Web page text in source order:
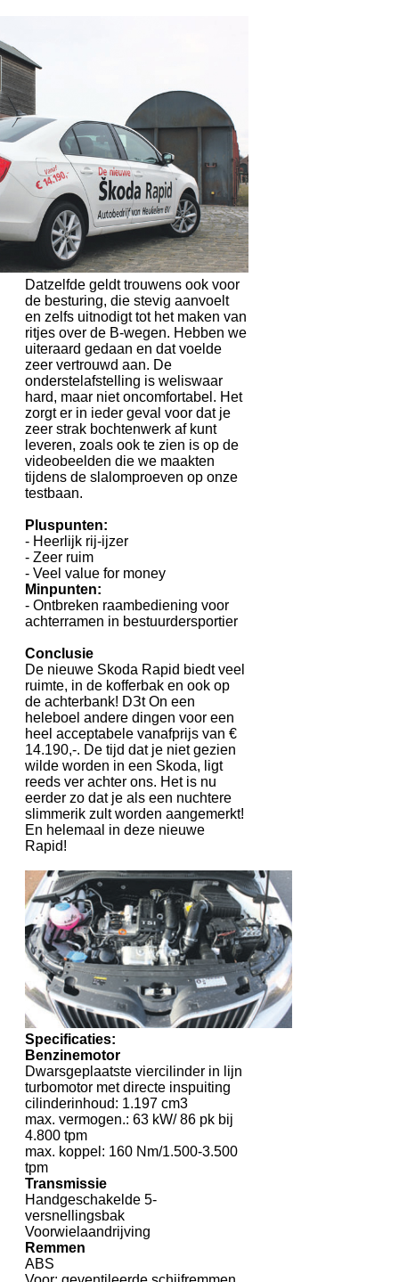
Datzelfde geldt trouwens ook voor
de besturing, die stevig aanvoelt
en zelfs uitnodigt tot het maken van
ritjes over de B-wegen. Hebben we
uiteraard gedaan en dat voelde
zeer vertrouwd aan. De
onderstelafstelling is weliswaar
hard, maar niet oncomfortabel. Het
zorgt er in ieder geval voor dat je
zeer strak bochtenwerk af kunt
leveren, zoals ook te zien is op de
videobeelden die we maakten
tijdens de slalomproeven op onze
testbaan.
Pluspunten:
- Heerlijk rij-ijzer
- Zeer ruim
- Veel value for money
Minpunten:
- Ontbreken raambediening voor
achterramen in bestuurdersportier
Conclusie
De nieuwe Skoda Rapid biedt veel
ruimte, in de kofferbak en ook op
de achterbank! DЗt Оn een
heleboel andere dingen voor een
heel acceptabele vanafprijs van €
14.190,-. De tijd dat je niet gezien
wilde worden in een Skoda, ligt
reeds ver achter ons. Het is nu
eerder zo dat je als een nuchtere
slimmerik zult worden aangemerkt!
En helemaal in deze nieuwe
Rapid!
Specificaties:
Benzinemotor
Dwarsgeplaatste viercilinder in lijn
turbomotor met directe inspuiting
cilinderinhoud: 1.197 cm3
max. vermogen.: 63 kW/ 86 pk bij
4.800 tpm
max. koppel: 160 Nm/1.500-3.500
tpm
Transmissie
Handgeschakelde 5-
versnellingsbak
Voorwielaandrijving
Remmen
ABS